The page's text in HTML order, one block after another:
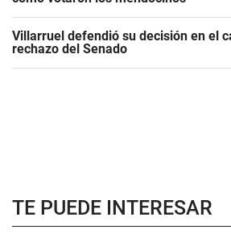
Villarruel defendió su decisión en el
rechazo del Senado
TE PUEDE INTERESAR